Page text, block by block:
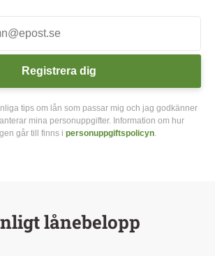
Registrera dig
tips om lån som passar mig och jag godkänner
mina personuppgifter. Information om hur
går till finns i personuppgiftspolicyn
lånebelopp